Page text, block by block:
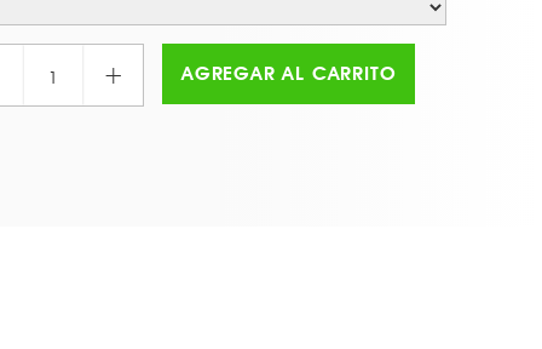
+ AGREGAR AL CARRITO